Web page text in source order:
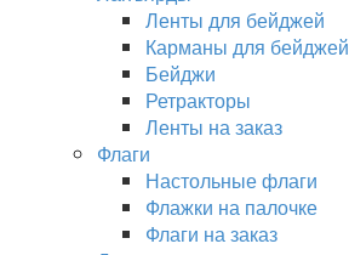
Ленты для бейджей
Карманы для бейджей
Бейджи
Ретракторы
Ленты на заказ
Флаги
Настольные флаги
Флажки на палочке
Флаги на заказ